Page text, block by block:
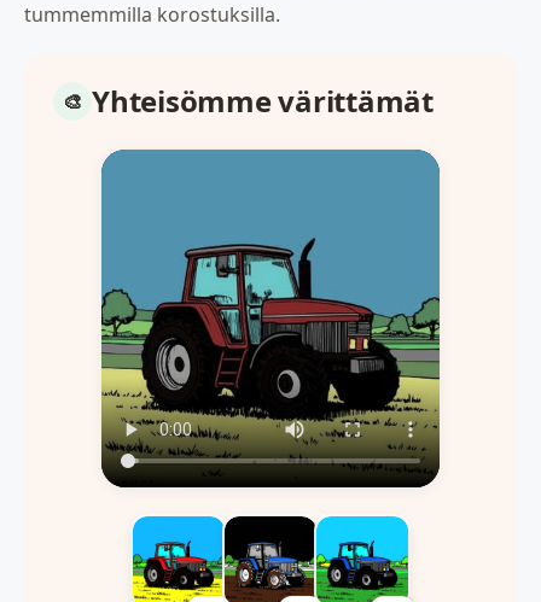
tummemmilla korostuksilla.
Yhteisömme värittämät